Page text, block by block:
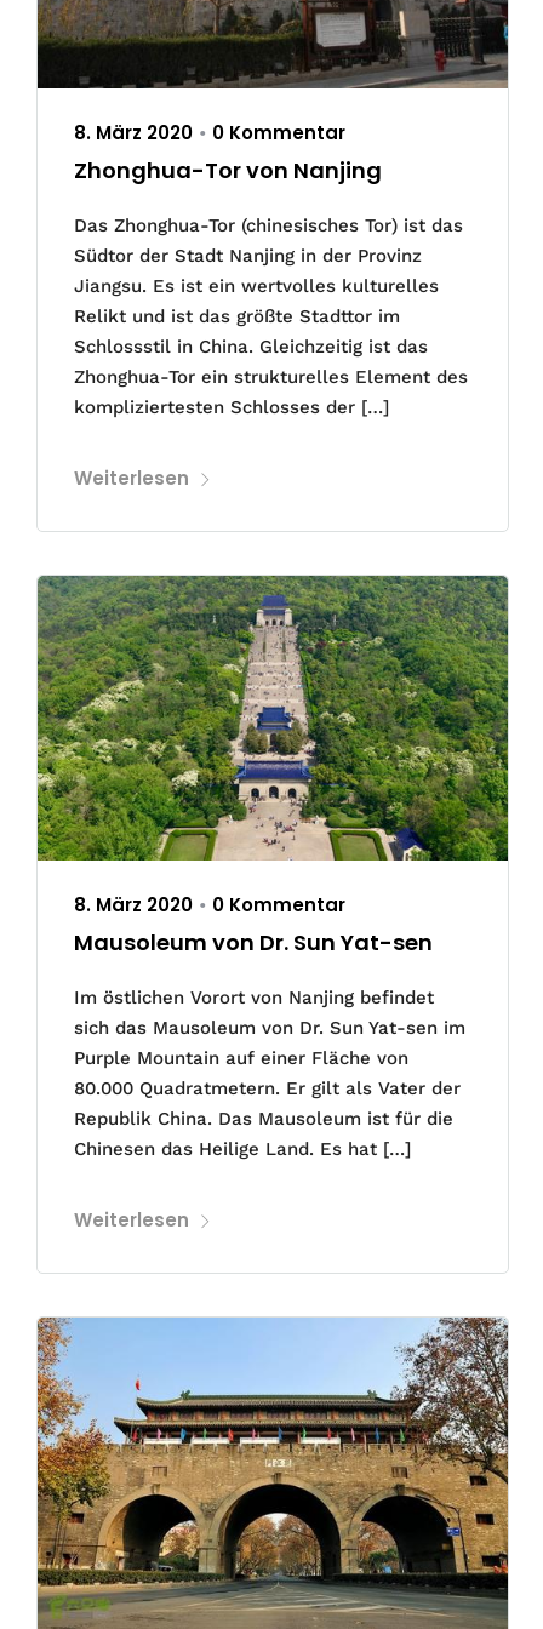
8. März 2020 • 0 Kommentar
Zhonghua-Tor von Nanjing
Das Zhonghua-Tor (chinesisches Tor) ist das
Südtor der Stadt Nanjing in der Provinz
Jiangsu. Es ist ein wertvolles kulturelles
Relikt und ist das größte Stadttor im
Schlossstil in China. Gleichzeitig ist das
Zhonghua-Tor ein strukturelles Element des
kompliziertesten Schlosses der […]
Weiterlesen
8. März 2020 • 0 Kommentar
Mausoleum von Dr. Sun Yat-sen
Im östlichen Vorort von Nanjing befindet
sich das Mausoleum von Dr. Sun Yat-sen im
Purple Mountain auf einer Fläche von
80.000 Quadratmetern. Er gilt als Vater der
Republik China. Das Mausoleum ist für die
Chinesen das Heilige Land. Es hat […]
Weiterlesen